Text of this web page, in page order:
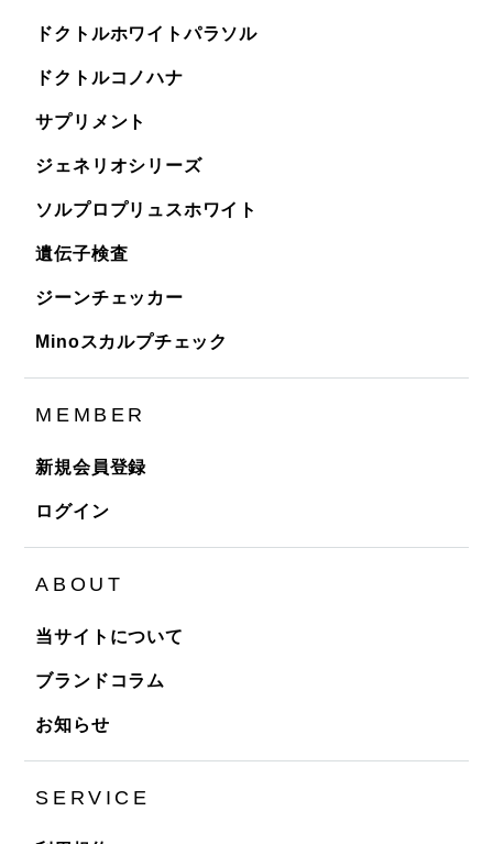
ドクトルホワイトパラソル
ドクトルコノハナ
サプリメント
ジェネリオシリーズ
ソルプロプリュスホワイト
遺伝子検査
ジーンチェッカー
Minoスカルプチェック
MEMBER
新規会員登録
ログイン
ABOUT
当サイトについて
ブランドコラム
お知らせ
SERVICE